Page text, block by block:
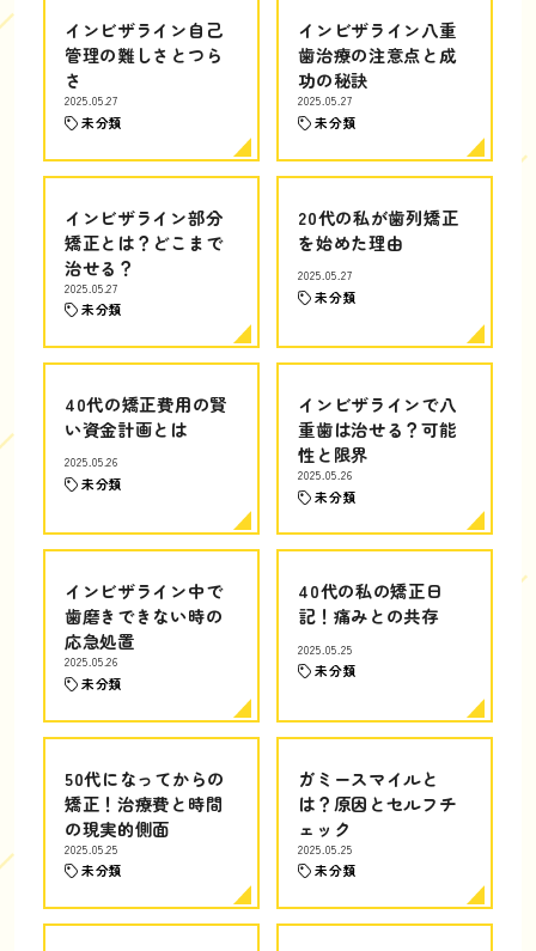
インビザライン自己
管理の難しさとつら
さ
2025.05.27
未分類
インビザライン八重
歯治療の注意点と成
功の秘訣
2025.05.27
未分類
インビザライン部分
矯正とは？どこまで
治せる？
2025.05.27
未分類
20代の私が歯列矯正
を始めた理由
2025.05.27
未分類
40代の矯正費用の賢
い資金計画とは
2025.05.26
未分類
インビザラインで八
重歯は治せる？可能
性と限界
2025.05.26
未分類
インビザライン中で
歯磨きできない時の
応急処置
2025.05.26
未分類
40代の私の矯正日
記！痛みとの共存
2025.05.25
未分類
50代になってからの
矯正！治療費と時間
の現実的側面
2025.05.25
未分類
ガミースマイルと
は？原因とセルフチ
ェック
2025.05.25
未分類